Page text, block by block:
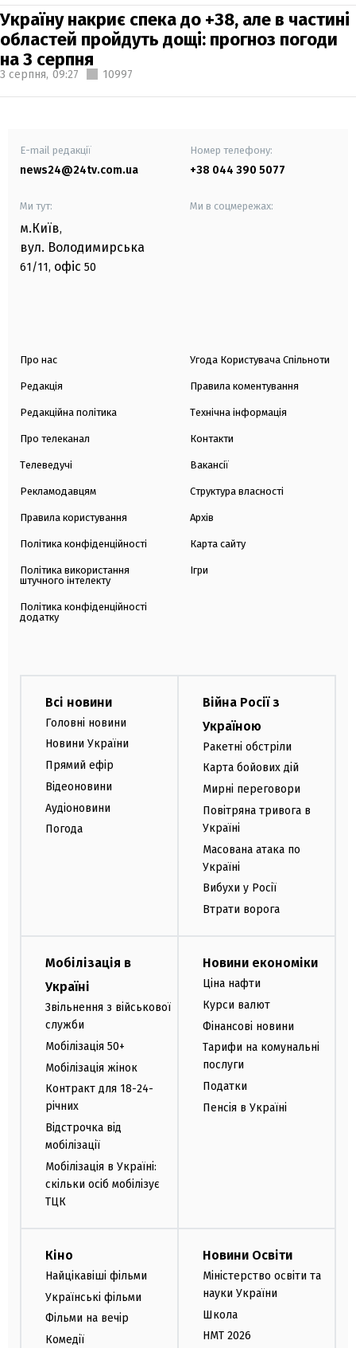
Україну накриє спека до +38, але в частині
областей пройдуть дощі: прогноз погоди
на 3 серпня
3 серпня, 09:27 10997
E-mail редакції
news24@24tv.com.ua
Номер телефону:
+38 044 390 5077
Ми тут:
м.Київ,
вул. Володимирська
61/11, офіс 50
Ми в соцмережах:
Про нас
Редакція
Редакційна політика
Про телеканал
Телеведучі
Рекламодавцям
Правила користування
Політика конфіденційності
Політика використання
штучного інтелекту
Політика конфіденційності
додатку
Угода Користувача Спільноти
Правила коментування
Технічна інформація
Контакти
Вакансії
Структура власності
Архів
Карта сайту
Ігри
Всі новини
Головні новини
Новини України
Прямий ефір
Відеоновини
Аудіоновини
Погода
Війна Росії з
Україною
Ракетні обстріли
Карта бойових дій
Мирні переговори
Повітряна тривога в
Україні
Масована атака по
Україні
Вибухи у Росії
Втрати ворога
Мобілізація в
Україні
Звільнення з військової
служби
Мобілізація 50+
Мобілізація жінок
Контракт для 18-24-
річних
Відстрочка від
мобілізації
Мобілізація в Україні:
скільки осіб мобілізує
ТЦК
Новини економіки
Ціна нафти
Курси валют
Фінансові новини
Тарифи на комунальні
послуги
Податки
Пенсія в Україні
Кіно
Найцікавіші фільми
Українські фільми
Фільми на вечір
Комедії
Новини Освіти
Міністерство освіти та
науки України
Школа
НМТ 2026